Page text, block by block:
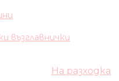
възглавнички
На разходка